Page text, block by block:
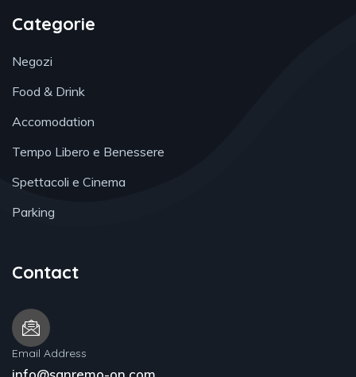
Categorie
Negozi
Food & Drink
Accomodation
Tempo Libero e Benessere
Spettacoli e Cinema
Parking
Contact
Email Address